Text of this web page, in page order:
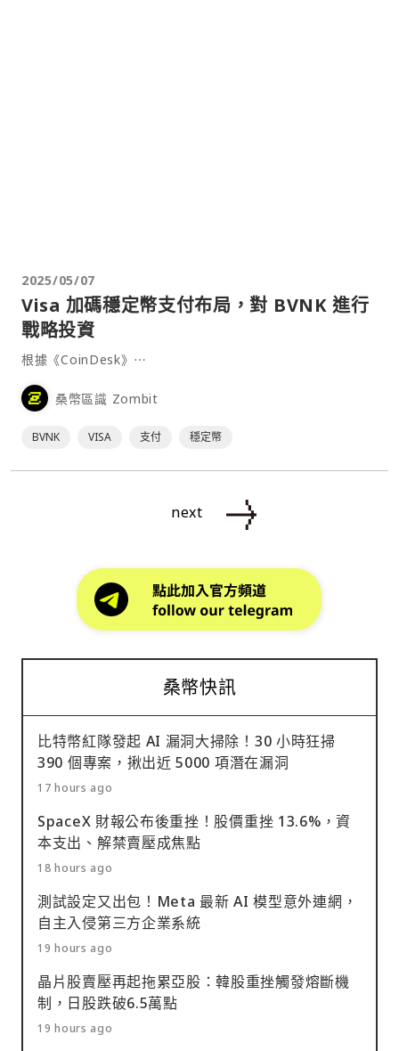
2025/05/07
Visa 加碼穩定幣支付布局，對 BVNK 進行
戰略投資
根據《CoinDesk》⋯
桑幣區識 Zombit
BVNK VISA 支付 穩定幣
next
桑幣快訊
比特幣紅隊發起 AI 漏洞大掃除！30 小時狂掃
390 個專案，揪出近 5000 項潛在漏洞
17 hours ago
SpaceX 財報公布後重挫！股價重挫 13.6%，資
本支出、解禁賣壓成焦點
18 hours ago
測試設定又出包！Meta 最新 AI 模型意外連網，
自主入侵第三方企業系統
19 hours ago
晶片股賣壓再起拖累亞股：韓股重挫觸發熔斷機
制，日股跌破6.5萬點
19 hours ago